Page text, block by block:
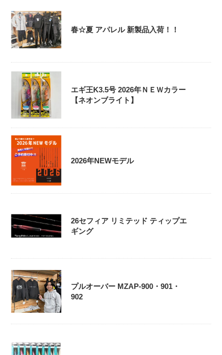
春☆夏 アパレル 新製品入荷！！
エギ王K3.5号 2026年ＮＥＷカラー
【ネオンブライト】
2026年NEWモデル
26セフィア リミテッド ティップエ
ギング
プルオーバー MZAP-900・901・
902